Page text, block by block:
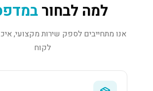
למה לבחור
אנו מתחייבים לספק שירות מקצועי,
לקוח